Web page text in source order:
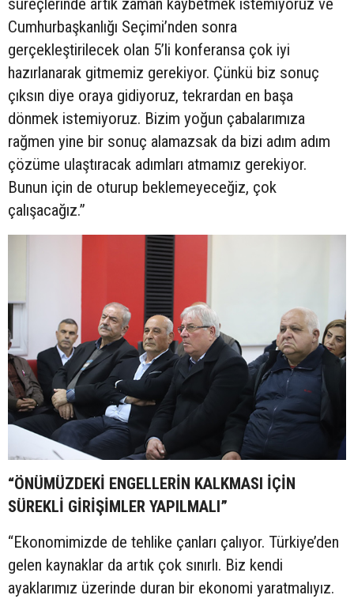
süreçlerinde artık zaman kaybetmek istemiyoruz ve
Cumhurbaşkanlığı Seçimi’nden sonra
gerçekleştirilecek olan 5’li konferansa çok iyi
hazırlanarak gitmemiz gerekiyor. Çünkü biz sonuç
çıksın diye oraya gidiyoruz, tekrardan en başa
dönmek istemiyoruz. Bizim yoğun çabalarımıza
rağmen yine bir sonuç alamazsak da bizi adım adım
çözüme ulaştıracak adımları atmamız gerekiyor.
Bunun için de oturup beklemeyeceğiz, çok
çalışacağız.”
“ÖNÜMÜZDEKİ ENGELLERİN KALKMASI İÇİN
SÜREKLİ GİRİŞİMLER YAPILMALI”
“Ekonomimizde de tehlike çanları çalıyor. Türkiye’den
gelen kaynaklar da artık çok sınırlı. Biz kendi
ayaklarımız üzerinde duran bir ekonomi yaratmalıyız.